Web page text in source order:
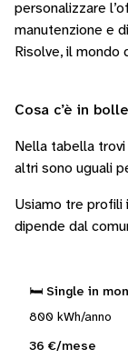
personalizzare
manutenzione e
Risolve, il mondo
Cosa c’è in
Nella tabella
altri sono uguali
Usiamo tre profili
dipende dal
🛏️ Single in
800 kWh/anno
36 €/mese